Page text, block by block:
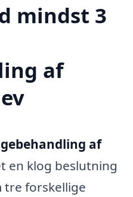
mindst 3
af
af
en klog beslutning
tre forskellige